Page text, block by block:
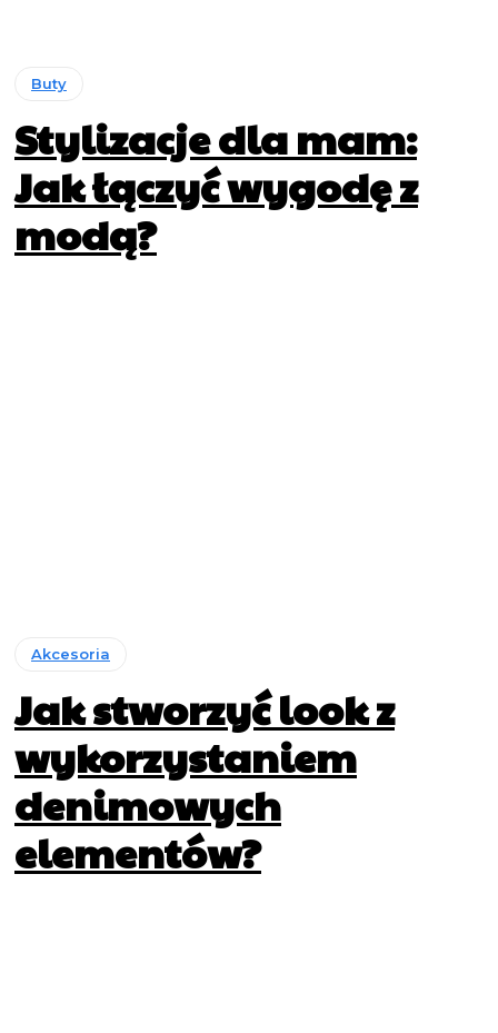
Buty
Stylizacje dla mam:
Jak łączyć wygodę z
modą?
Akcesoria
Jak stworzyć look z
wykorzystaniem
denimowych
elementów?